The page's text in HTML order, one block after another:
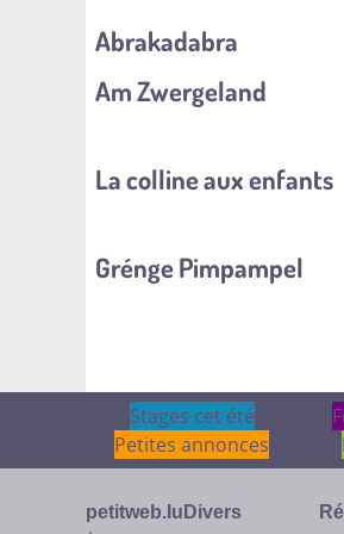
Abrakadabra
Am Zwergeland
La colline aux enfants
Grénge Pimpampel
Stages cet été
Stages cet été
Petites annonces
petitweb.lu Divers